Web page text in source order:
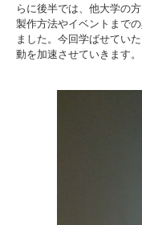
キャンパス
入試情報
らに後半では、他大学の
製作方法やイベントまで
ました。今回学ばせてい
動を加速させていきます。